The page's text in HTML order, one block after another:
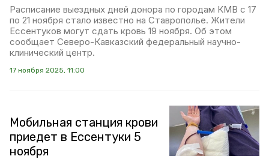
Расписание выездных дней донора по городам КМВ с 17
по 21 ноября стало известно на Ставрополье. Жители
Ессентуков могут сдать кровь 19 ноября. Об этом
сообщает Северо-Кавказский федеральный научно-
клинический центр.
17 ноября 2025, 11:00
Мобильная станция крови
приедет в Ессентуки 5
ноября